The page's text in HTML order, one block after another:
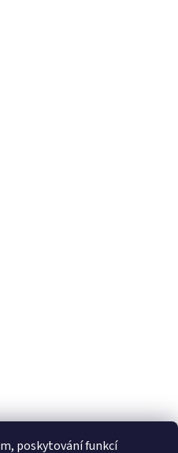
poskytování funkcí